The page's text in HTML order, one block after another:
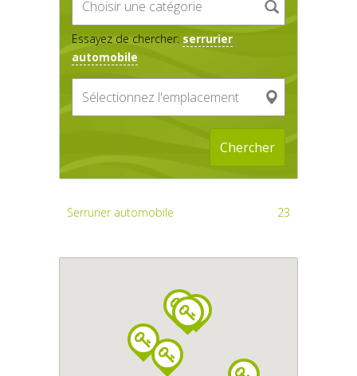
Essayez de chercher: serrurier
automobile
Chercher
Serrurier automobile 23